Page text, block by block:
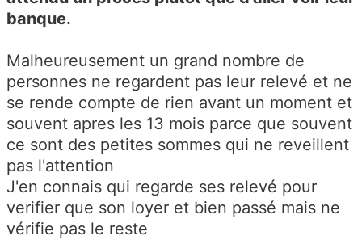
banque.
Malheureusement un grand nombre de
personnes ne regardent pas leur relevé et ne
se rende compte de rien avant un moment et
souvent apres les 13 mois parce que souvent
ce sont des petites sommes qui ne reveillent
pas l'attention
J'en connais qui regarde ses relevé pour
verifier que son loyer et bien passé mais ne
vérifie pas le reste